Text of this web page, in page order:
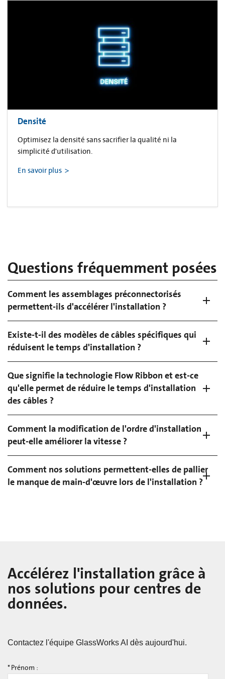
Densité
Optimisez la densité sans sacrifier la qualité ni la
simplicité d'utilisation.
En savoir plus
Questions fréquemment posées
Comment les assemblages préconnectorisés
permettent-ils d'accélérer l'installation ?
Existe-t-il des modèles de câbles spécifiques qui
réduisent le temps d'installation ?
Que signifie la technologie Flow Ribbon et est-ce
qu'elle permet de réduire le temps d'installation
des câbles ?
Comment la modification de l'ordre d'installation
peut-elle améliorer la vitesse ?
Comment nos solutions permettent-elles de pallier
le manque de main-d'œuvre lors de l'installation ?
Accélérez l'installation grâce à
nos solutions pour centres de
données.
Contactez l'équipe GlassWorks AI dès aujourd'hui.
* Prénom :